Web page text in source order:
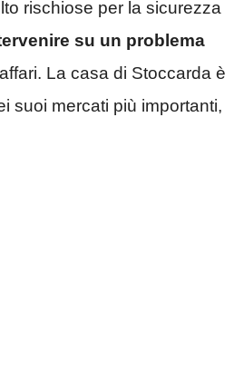
rischiose per la sicurezza
su un problema
La casa di Stoccarda è
suoi mercati più importanti,